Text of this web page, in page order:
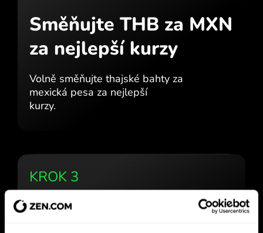
Směňujte THB za MXN
za nejlepší kurzy
Volně směňujte thajské bahty za
mexická pesa za nejlepší
kurzy.
KROK 3